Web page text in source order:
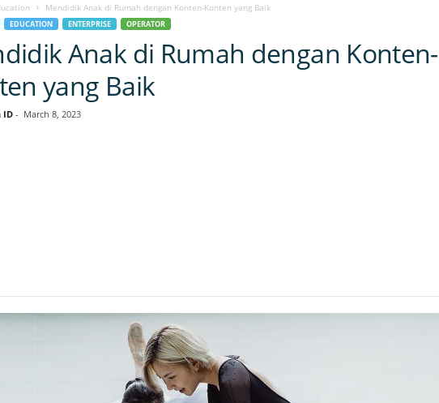
Mendidik Anak di Rumah dengan Konten-Konten yang Baik
EDUCATION ENTERPRISE OPERATOR
Anak di Rumah dengan Konten-
yang Baik
ID- March 8, 2023